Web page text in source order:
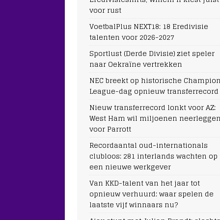
voor rust
VoetbalPlus NEXT18: 18 Eredivisie
talenten voor 2026-2027
Sportlust (Derde Divisie) ziet speler
naar Oekraïne vertrekken
NEC breekt op historische
League-dag opnieuw transferrecord
Nieuw transferrecord lonkt voor AZ:
West Ham wil miljoenen
voor Parrott
Recordaantal oud-internationals
clubloos: 281 interlands wachten op
een nieuwe werkgever
Van KKD-talent van het jaar tot
opnieuw verhuurd: waar spelen de
laatste vijf winnaars nu?